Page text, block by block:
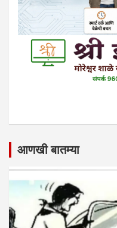
आणखी बातम्या